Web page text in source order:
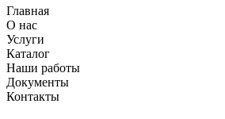
Главная
О нас
Услуги
Каталог
Наши работы
Документы
Контакты